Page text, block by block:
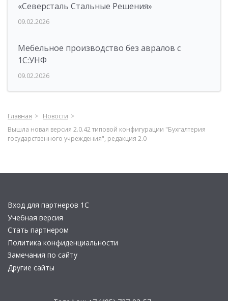
«Северсталь Стальные Решения»
09.02.2026
Мебельное производство без авралов с
1С:УНФ
09.02.2026
Главная
Новости
Вышла новая версия 2.0.42 типовой конфигурации "Бухгалтерия
государственного учреждения", редакция 2.0
Вход для партнеров 1С
Учебная версия
Стать партнером
Политика конфиденциальности
Замечания по сайту
Другие сайты